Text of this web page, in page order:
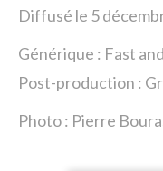
Diffusé le 5
Générique : Fast
Post-production :
Photo : Pierre